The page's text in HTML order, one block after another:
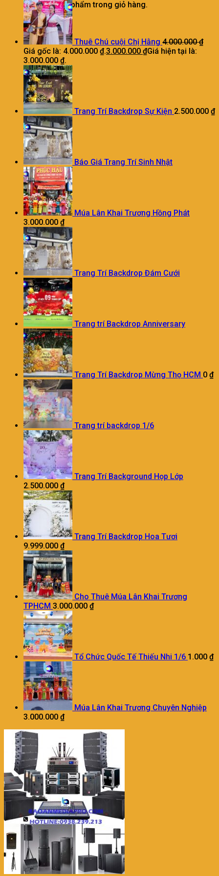
Chưa có sản phẩm trong giỏ hàng.
Thuê Chú cuội Chị Hằng 4.000.000₫
Giá gốc là: 4.000.000 ₫.3.000.000 ₫Giá hiện tại là:
3.000.000 ₫.
Trang Trí Backdrop Sự Kiện 2.500.000 ₫
Báo Giá Trang Trí Sinh Nhật
Múa Lân Khai Trương Hồng Phát
3.000.000 ₫
Trang Trí Backdrop Đám Cưới
Trang trí Backdrop Anniversary
Trang Trí Backdrop Mừng Thọ HCM 0 ₫
Trang trí backdrop 1/6
Trang Trí Background Họp Lớp
2.500.000 ₫
Trang Trí Backdrop Hoa Tươi
9.999.000 ₫
Cho Thuê Múa Lân Khai Trương
TPHCM 3.000.000 ₫
Tổ Chức Quốc Tế Thiếu Nhi 1/6 1.000 ₫
Múa Lân Khai Trương Chuyên Nghiệp
3.000.000 ₫